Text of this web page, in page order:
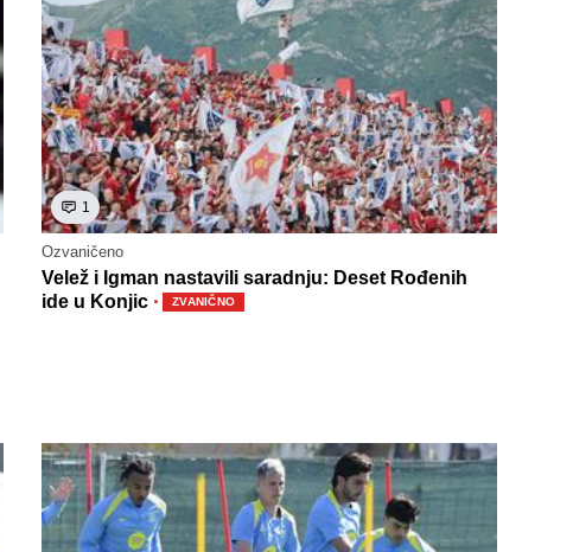
1
Ozvaničeno
Velež i Igman nastavili saradnju: Deset Rođenih
ide u Konjic · ZVANIČNO